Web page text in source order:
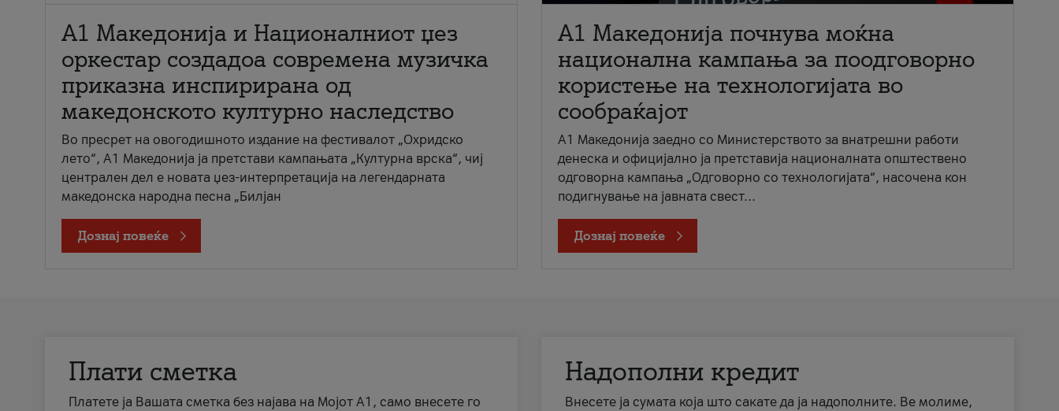
А1 Македонија и Националниот џез
оркестар создадоа современа музичка
приказна инспирирана од
македонското културно наследство
Во пресрет на овогодишното издание на фестивалот „Охридско
лето“, А1 Македонија ја претстави кампањата „Културна врска“, чиј
централен дел е новата џез-интерпретација на легендарната
македонска народна песна „Билјан
Дознај повеќе
A1 Македонија почнува моќна
национална кампања за поодговорно
користење на технологијата во
сообраќајот
A1 Македонија заедно со Министерството за внатрешни работи
денеска и официјално ја претставија националната општествено
одговорна кампања „Одговорно со технологијата“, насочена кон
подигнување на јавната свест...
Дознај повеќе
Плати сметка
Платете ја Вашата сметка без најава на Мојот А1, само внесете го
Надополни кредит
Внесете ја сумата која што сакате да ја надополните. Ве молиме,